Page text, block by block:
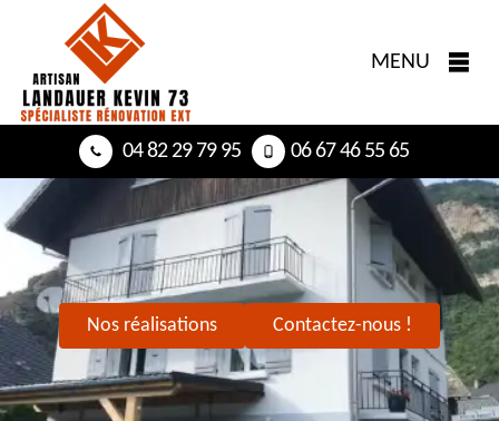
MENU
04 82 29 79 95 06 67 46 55 65
Nos réalisations Contactez-nous !